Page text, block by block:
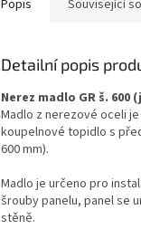
Popis Související
Detailní popis
Nerez madlo GR š. 600
Madlo z nerezové oceli
koupelnové topidlo s
600 mm).
Madlo je určeno pro
šrouby panelu, panel se
stěně.